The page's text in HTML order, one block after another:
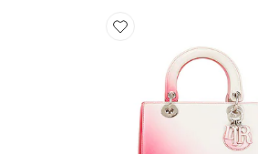
Favorite SAC À MAIN DIOR